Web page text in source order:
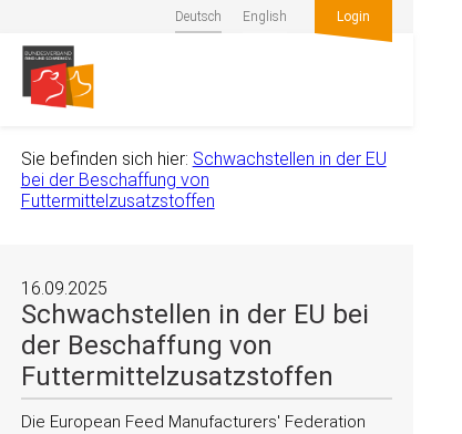
Deutsch English Login
Sie befinden sich hier: Schwachstellen in der EU
bei der Beschaffung von
Futtermittelzusatzstoffen
16.09.2025
Schwachstellen in der EU bei
der Beschaffung von
Futtermittelzusatzstoffen
Die European Feed Manufacturers' Federation